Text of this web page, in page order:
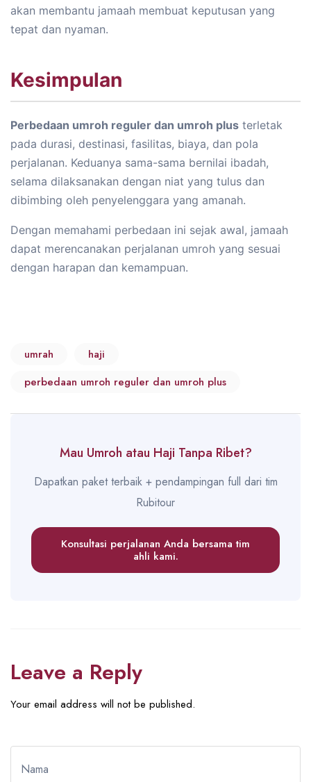
akan membantu jamaah membuat keputusan yang
tepat dan nyaman.
Kesimpulan
Perbedaan umroh reguler dan umroh plus terletak
pada durasi, destinasi, fasilitas, biaya, dan pola
perjalanan. Keduanya sama-sama bernilai ibadah,
selama dilaksanakan dengan niat yang tulus dan
dibimbing oleh penyelenggara yang amanah.
Dengan memahami perbedaan ini sejak awal, jamaah
dapat merencanakan perjalanan umroh yang sesuai
dengan harapan dan kemampuan.
umrah
haji
perbedaan umroh reguler dan umroh plus
Mau Umroh atau Haji Tanpa Ribet?
Dapatkan paket terbaik + pendampingan full dari tim
Rubitour
Konsultasi perjalanan Anda bersama tim
ahli kami.
Leave a Reply
Your email address will not be published.
Nama